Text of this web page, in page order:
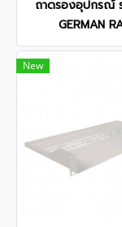
ถาดรองอุปกรณ์
GERMAN
New